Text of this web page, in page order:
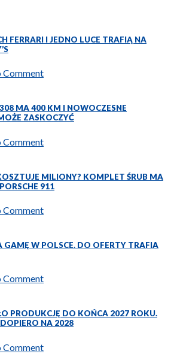
FERRARI I JEDNO LUCE TRAFIĄ NA
Comment
MA 400 KM I NOWOCZESNE
ZASKOCZYĆ
Comment
MILIONY? KOMPLET ŚRUB MA
911
Comment
GAMĘ W POLSCE. DO OFERTY TRAFIA
Comment
PRODUKCJĘ DO KOŃCA 2027 ROKU.
NA 2028
Comment